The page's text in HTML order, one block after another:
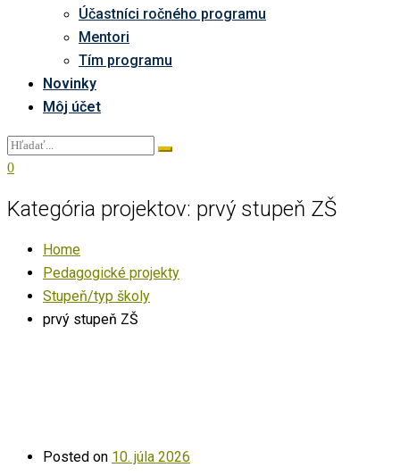
Účastníci ročného programu
Mentori
Tím programu
Novinky
Môj účet
0
Kategória projektov: prvý stupeň ZŠ
Home
Pedagogické projekty
Stupeň/typ školy
prvý stupeň ZŠ
Posted on 10. júla 2026